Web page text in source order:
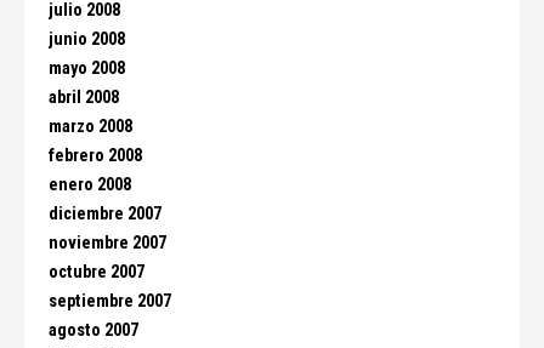
julio 2008
junio 2008
mayo 2008
abril 2008
marzo 2008
febrero 2008
enero 2008
diciembre 2007
noviembre 2007
octubre 2007
septiembre 2007
agosto 2007